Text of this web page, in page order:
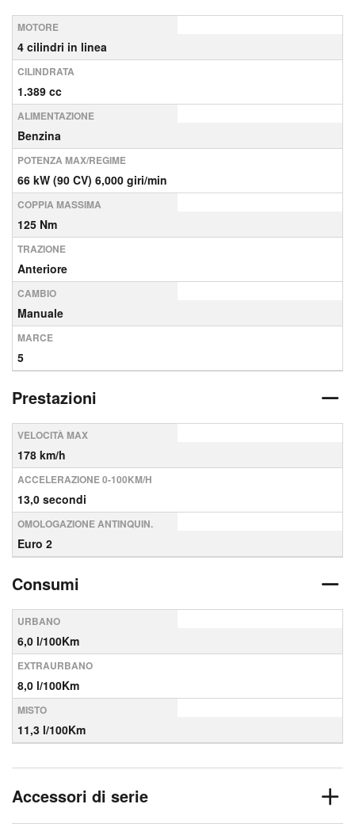
MOTORE
4 cilindri in linea
CILINDRATA
1.389 cc
ALIMENTAZIONE
Benzina
POTENZA MAX/REGIME
66 kW (90 CV) 6,000 giri/min
COPPIA MASSIMA
125 Nm
TRAZIONE
Anteriore
CAMBIO
Manuale
MARCE
5
Prestazioni
VELOCITÀ MAX
178 km/h
ACCELERAZIONE 0-100KM/H
13,0 secondi
OMOLOGAZIONE ANTINQUIN.
Euro 2
Consumi
URBANO
6,0 l/100Km
EXTRAURBANO
8,0 l/100Km
MISTO
11,3 l/100Km
Accessori di serie